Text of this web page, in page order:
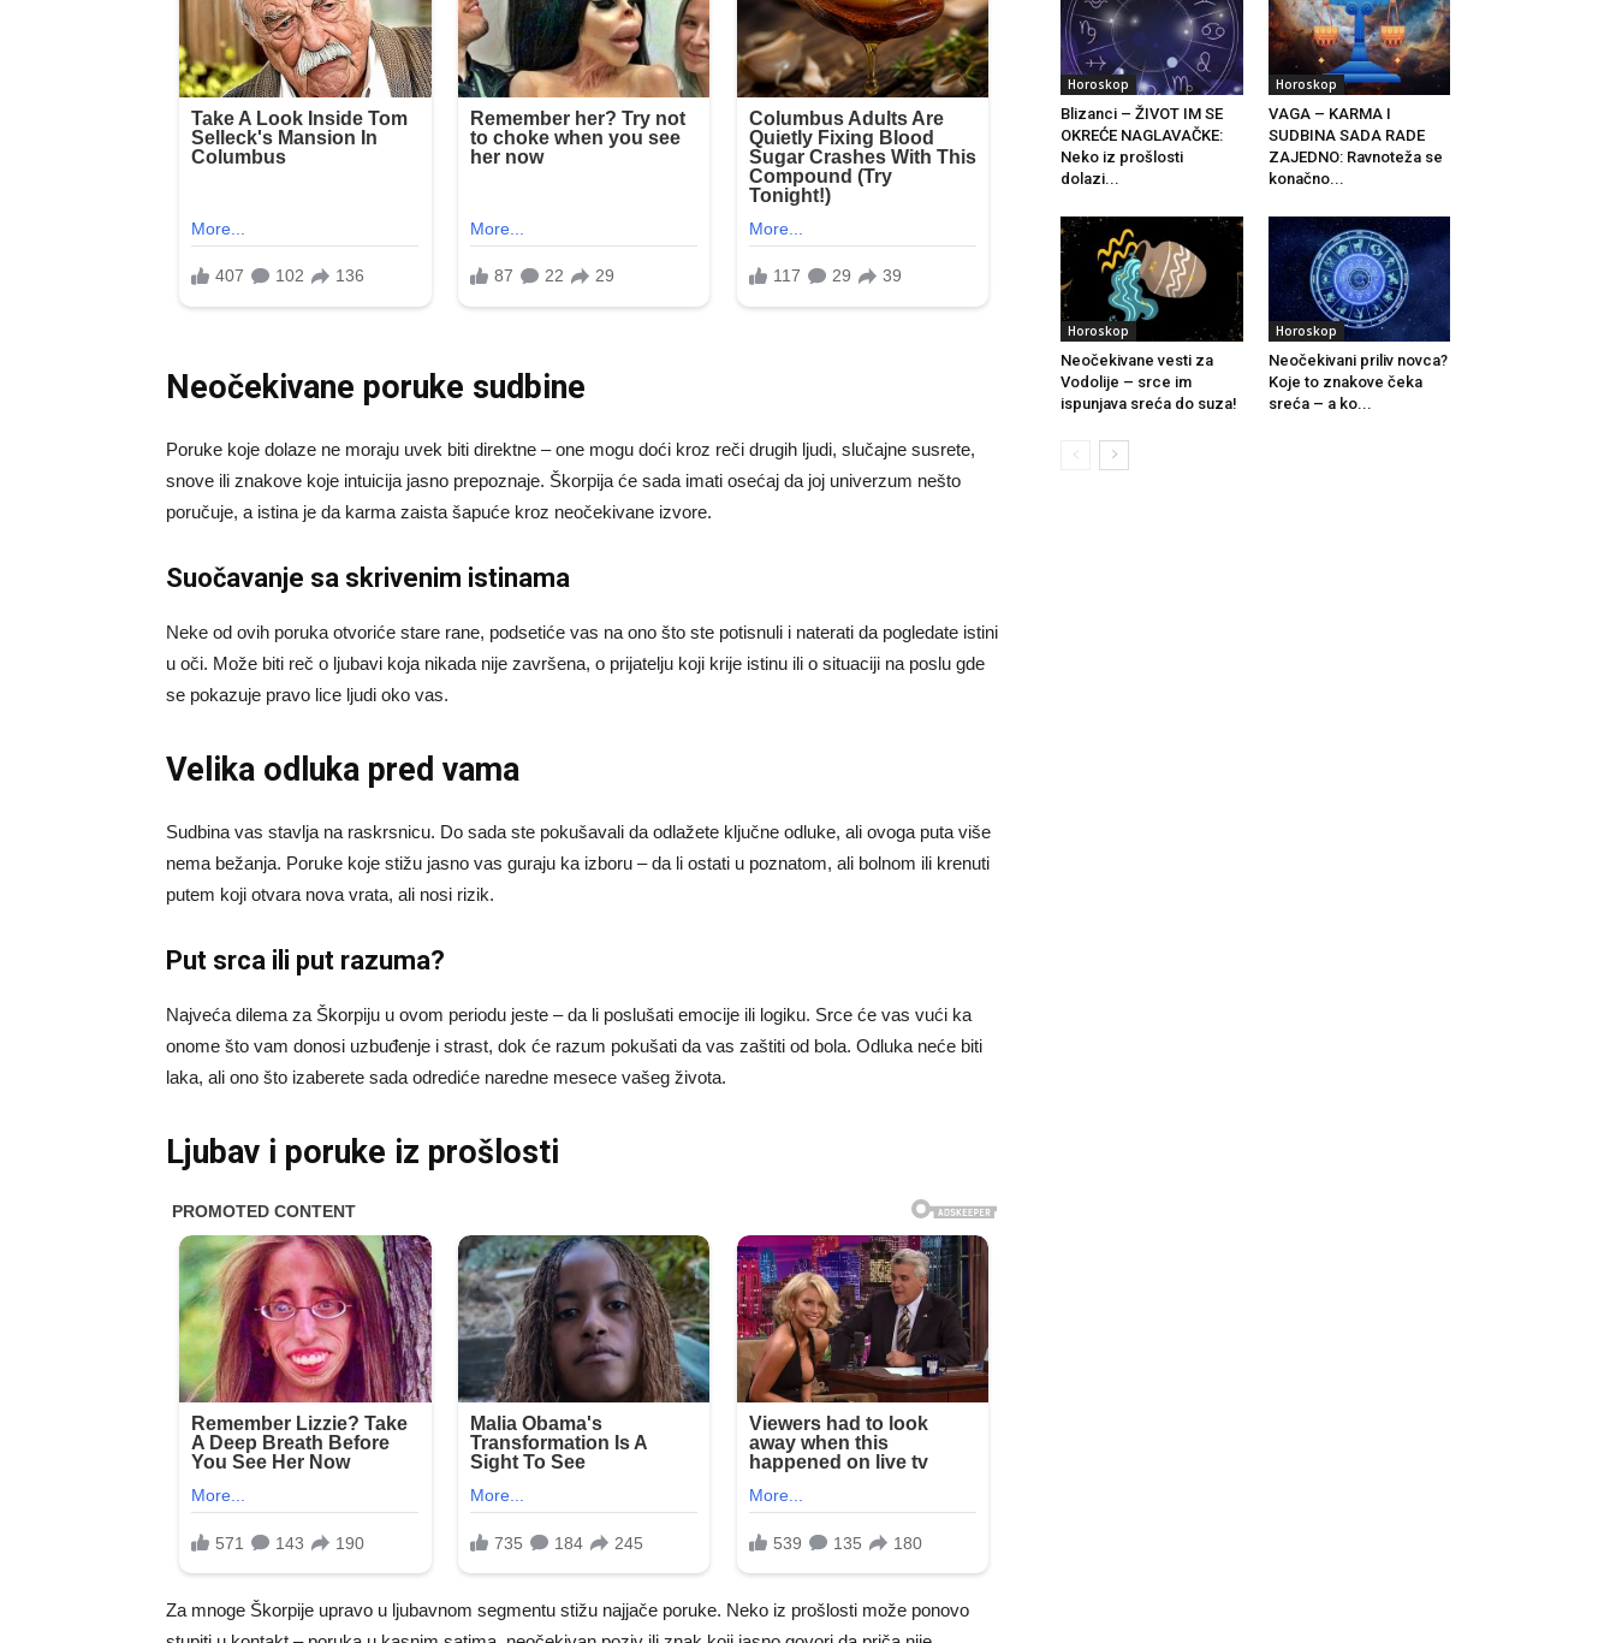
Neočekivane poruke sudbine
Poruke koje dolaze ne moraju uvek biti direktne – one mogu doći kroz reči drugih ljudi, slučajne susrete,
snove ili znakove koje intuicija jasno prepoznaje. Škorpija će sada imati osećaj da joj univerzum nešto
poručuje, a istina je da karma zaista šapuće kroz neočekivane izvore.
Suočavanje sa skrivenim istinama
Neke od ovih poruka otvoriće stare rane, podsetiće vas na ono što ste potisnuli i naterati da pogledate istini
u oči. Može biti reč o ljubavi koja nikada nije završena, o prijatelju koji krije istinu ili o situaciji na poslu gde
se pokazuje pravo lice ljudi oko vas.
Velika odluka pred vama
Sudbina vas stavlja na raskrsnicu. Do sada ste pokušavali da odlažete ključne odluke, ali ovoga puta više
nema bežanja. Poruke koje stižu jasno vas guraju ka izboru – da li ostati u poznatom, ali bolnom ili krenuti
putem koji otvara nova vrata, ali nosi rizik.
Put srca ili put razuma?
Najveća dilema za Škorpiju u ovom periodu jeste – da li poslušati emocije ili logiku. Srce će vas vući ka
onome što vam donosi uzbuđenje i strast, dok će razum pokušati da vas zaštiti od bola. Odluka neće biti
laka, ali ono što izaberete sada odrediće naredne mesece vašeg života.
Ljubav i poruke iz prošlosti
Za mnoge Škorpije upravo u ljubavnom segmentu stižu najjače poruke. Neko iz prošlosti može ponovo
Horoskop
Blizanci – ŽIVOT IM SE
OKREĆE NAGLAVAČKE:
Neko iz prošlosti
dolazi...
Horoskop
VAGA – KARMA I
SUDBINA SADA RADE
ZAJEDNO: Ravnoteža se
konačno...
Horoskop
Neočekivane vesti za
Vodolije – srce im
ispunjava sreća do suza!
Horoskop
Neočekivani priliv novca?
Koje to znakove čeka
sreća – a ko...